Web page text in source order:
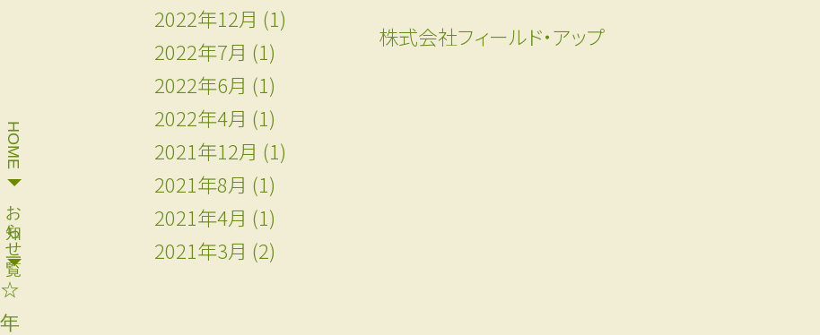
HOME
お知らせ一覧
☆
年
株式会社フィールド・アップ
2022年12月 (1)
2022年7月 (1)
2022年6月 (1)
2022年4月 (1)
2021年12月 (1)
2021年8月 (1)
2021年4月 (1)
2021年3月 (2)